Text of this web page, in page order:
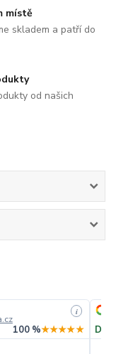
místě
skladem a patří do
od našich
i
100 %★★★★★